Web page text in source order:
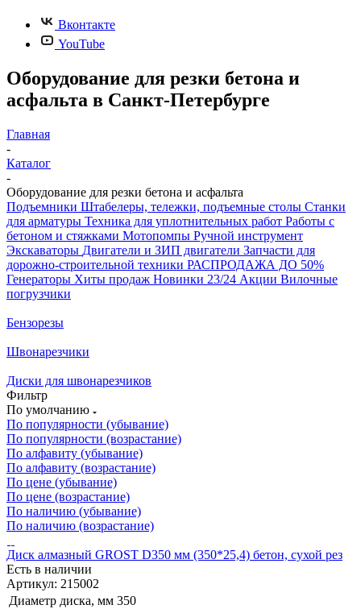
Вконтакте
YouTube
Оборудование для резки бетона и
асфальта в Санкт-Петербурге
Главная
-
Каталог
-
Оборудование для резки бетона и асфальта
Подъемники Штабелеры, тележки, подъемные столы Станки
для арматуры Техника для уплотнительных работ Работы с
бетоном и стяжками Мотопомпы Ручной инструмент
Экскаваторы Двигатели и ЗИП двигатели Запчасти для
дорожно-строительной техники РАСПРОДАЖА ДО 50%
Генераторы Хиты продаж Новинки 23/24 Акции Вилочные
погрузчики
Бензорезы
Швонарезчики
Диски для швонарезчиков
Фильтр
По умолчанию
По популярности (убывание)
По популярности (возрастание)
По алфавиту (убывание)
По алфавиту (возрастание)
По цене (убывание)
По цене (возрастание)
По наличию (убывание)
По наличию (возрастание)
Диск алмазный GROST D350 мм (350*25,4) бетон, сухой рез
Есть в наличии
Артикул: 215002
Диаметр диска, мм 350